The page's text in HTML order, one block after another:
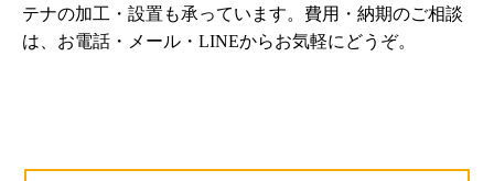
テナの加工・設置も承っています。費用・納期のご相談
は、お電話・メール・LINEからお気軽にどうぞ。